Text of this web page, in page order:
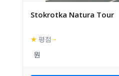
Stokrotka Natura Tour
★ 평점 –